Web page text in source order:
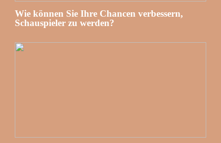
Wie können Sie Ihre Chancen verbessern,
Schauspieler zu werden?